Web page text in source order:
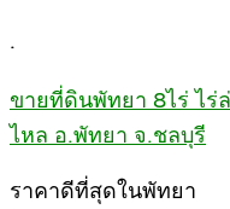
.
ขายที่ดินพัทยา 8ไร่ ไร่
ไหล อ.พัทยา จ.ชลบุรี
ราคาดีที่สุดในพัทยา